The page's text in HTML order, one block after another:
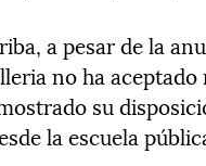
a pesar de la
no ha
su
la escuela